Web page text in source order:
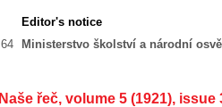
Editor's notice
64
Ministerstvo školství a národní
Naše řeč, volume 5 (1921), issue